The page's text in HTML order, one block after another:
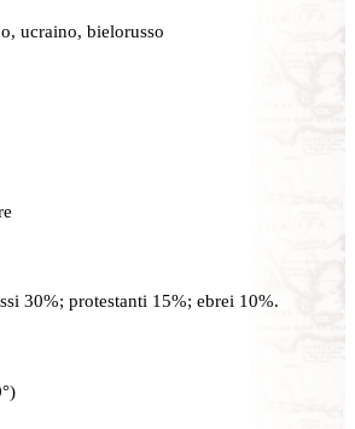
ucraino, bielorusso
30%; protestanti 15%; ebrei 10%.